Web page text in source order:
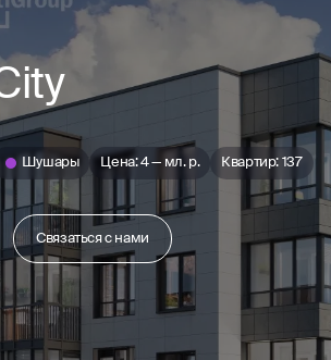
Шушары Цена: 4 — мл. р. Квартир: 137
Связаться с нами